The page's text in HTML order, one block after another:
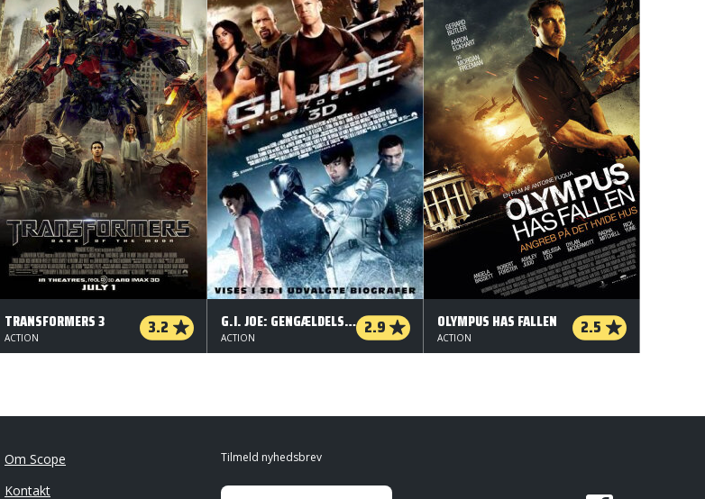
TRANSFORMERS 3 3.2
ACTION
G.I. JOE: GENGÆLDELSEN - 3 D 2.9
ACTION
OLYMPUS HAS FALLEN 2.5
ACTION
Om Scope
Kontakt
Tilmeld nyhedsbrev